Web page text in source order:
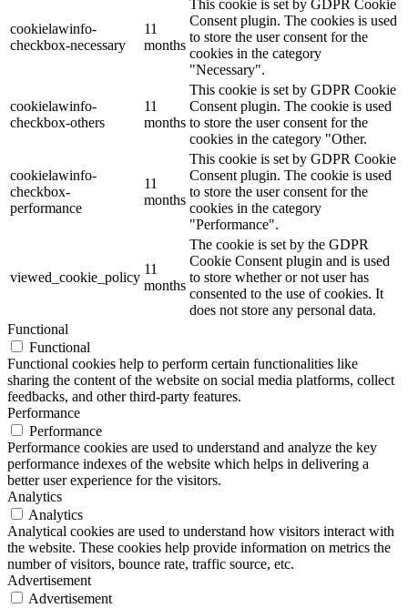
cookielawinfo-
checkbox-necessary
11
months
This cookie is set by GDPR Cookie
Consent plugin. The cookies is used
to store the user consent for the
cookies in the category
"Necessary".
cookielawinfo-
checkbox-others
11
months
This cookie is set by GDPR Cookie
Consent plugin. The cookie is used
to store the user consent for the
cookies in the category "Other.
cookielawinfo-
checkbox-
performance
11
months
This cookie is set by GDPR Cookie
Consent plugin. The cookie is used
to store the user consent for the
cookies in the category
"Performance".
viewed_cookie_policy
11
months
The cookie is set by the GDPR
Cookie Consent plugin and is used
to store whether or not user has
consented to the use of cookies. It
does not store any personal data.
Functional
Functional
Functional cookies help to perform certain functionalities like
sharing the content of the website on social media platforms, collect
feedbacks, and other third-party features.
Performance
Performance
Performance cookies are used to understand and analyze the key
performance indexes of the website which helps in delivering a
better user experience for the visitors.
Analytics
Analytics
Analytical cookies are used to understand how visitors interact with
the website. These cookies help provide information on metrics the
number of visitors, bounce rate, traffic source, etc.
Advertisement
Advertisement